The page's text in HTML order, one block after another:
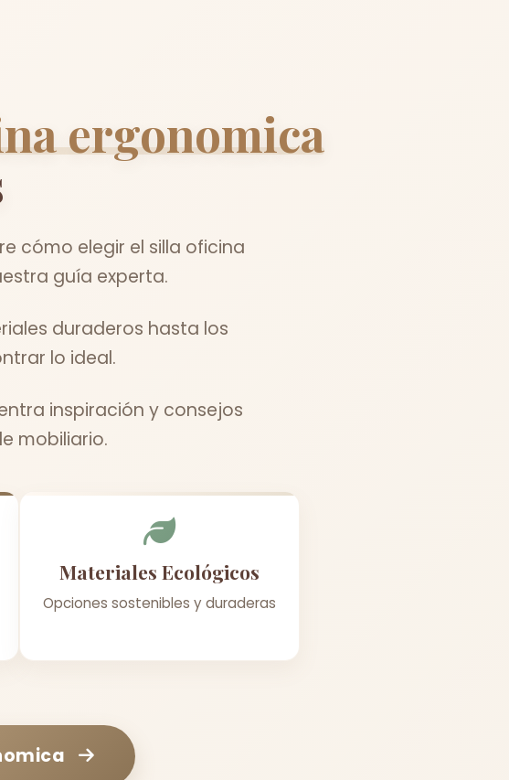
ergonomica
cómo elegir el silla oficina
guía experta.
duraderos hasta los
lo ideal.
inspiración y consejos
mobiliario.
Materiales Ecológicos
Opciones sostenibles y duraderas